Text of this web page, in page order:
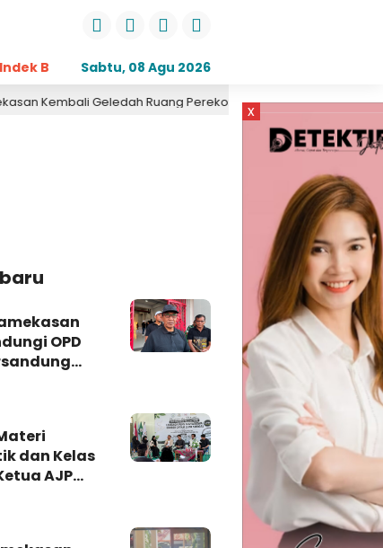
Indek Berita Opini Daerah
Sabtu, 08 Agu 2026
Geledah Ruang Perekonomian, Pidsus: Tunggu Saja!
OPD
dan Kelas
AJP
LPM
x